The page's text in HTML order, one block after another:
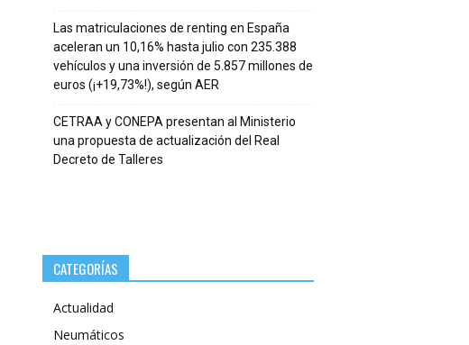
Las matriculaciones de renting en España
aceleran un 10,16% hasta julio con 235.388
vehículos y una inversión de 5.857 millones de
euros (¡+19,73%!), según AER
CETRAA y CONEPA presentan al Ministerio
una propuesta de actualización del Real
Decreto de Talleres
CATEGORÍAS
Actualidad
Neumáticos